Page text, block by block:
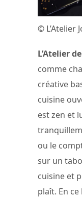
© L’Atelier
L’Atelier
comme
créative
cuisine
est zen et
ou le
sur un
cuisine et
plaît. En